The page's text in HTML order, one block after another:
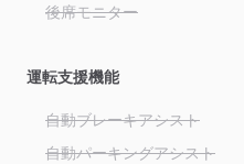
後席モニター
運転支援機能
自動ブレーキアシスト
自動パーキングアシスト